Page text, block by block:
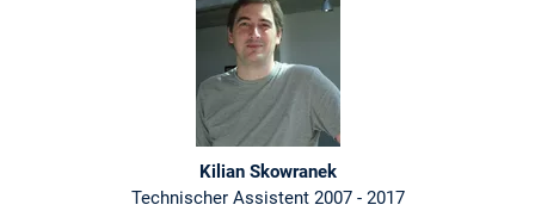
Kilian Skowranek
Technischer Assistent 2007 - 2017